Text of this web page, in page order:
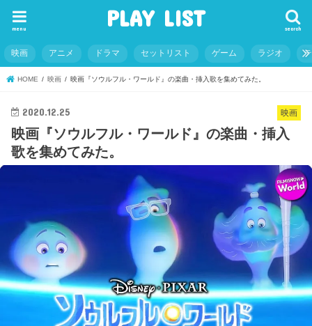
PLAY LIST search
menu
映画 アニメ ドラマ セットリスト ゲーム ラジオ
HOME 映画 映画『ソウルフル・ワールド』の楽曲・挿入歌を集めてみた。
映画
2020.12.25
映画『ソウルフル・ワールド』の楽曲・挿入
歌を集めてみた。